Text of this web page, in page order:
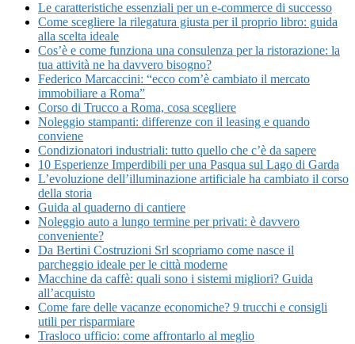
Le caratteristiche essenziali per un e-commerce di successo
Come scegliere la rilegatura giusta per il proprio libro: guida
alla scelta ideale
Cos’è e come funziona una consulenza per la ristorazione: la
tua attività ne ha davvero bisogno?
Federico Marcaccini: “ecco com’è cambiato il mercato
immobiliare a Roma”
Corso di Trucco a Roma, cosa scegliere
Noleggio stampanti: differenze con il leasing e quando
conviene
Condizionatori industriali: tutto quello che c’è da sapere
10 Esperienze Imperdibili per una Pasqua sul Lago di Garda
L’evoluzione dell’illuminazione artificiale ha cambiato il corso
della storia
Guida al quaderno di cantiere
Noleggio auto a lungo termine per privati: è davvero
conveniente?
Da Bertini Costruzioni Srl scopriamo come nasce il
parcheggio ideale per le città moderne
Macchine da caffè: quali sono i sistemi migliori? Guida
all’acquisto
Come fare delle vacanze economiche? 9 trucchi e consigli
utili per risparmiare
Trasloco ufficio: come affrontarlo al meglio